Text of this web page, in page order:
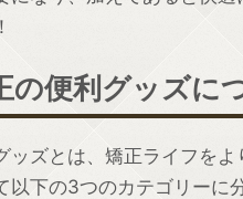
の便利グッズに
ッズとは、矯正ライフを
下の3つのカテゴリーに